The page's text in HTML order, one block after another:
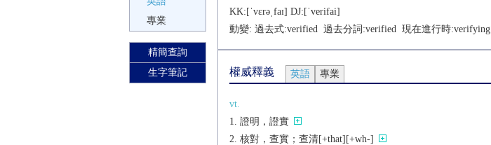
專業
精簡查詢
生字筆記
KK:[ˈvɛrǝˌfaɪ] DJ:[ˈvеrifai]
動變: 過去式:verified 過去分詞:verified 現在進行時:verifying
權威釋義 英語 專業
vt.
證明，證實
核對，查實；查清[+that][+wh-]